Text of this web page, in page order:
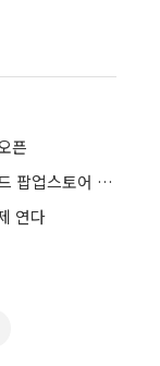
픈
GS건설, 현대백화점 목동점에 ‘자이’ 브랜드 팝업스토어 오픈
연다